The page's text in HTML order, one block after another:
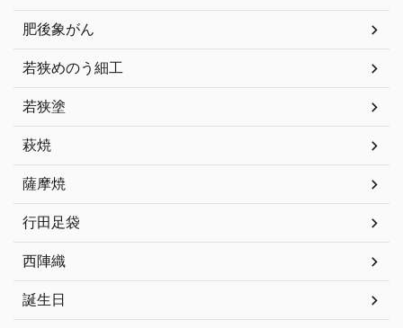
肥後象がん
若狭めのう細工
若狭塗
萩焼
薩摩焼
行田足袋
西陣織
誕生日